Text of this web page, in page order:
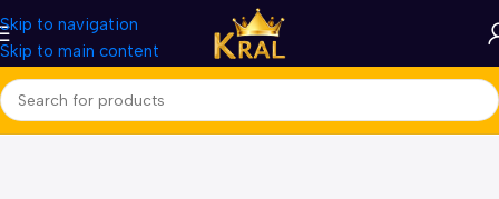
Skip to navigation
Skip to main content